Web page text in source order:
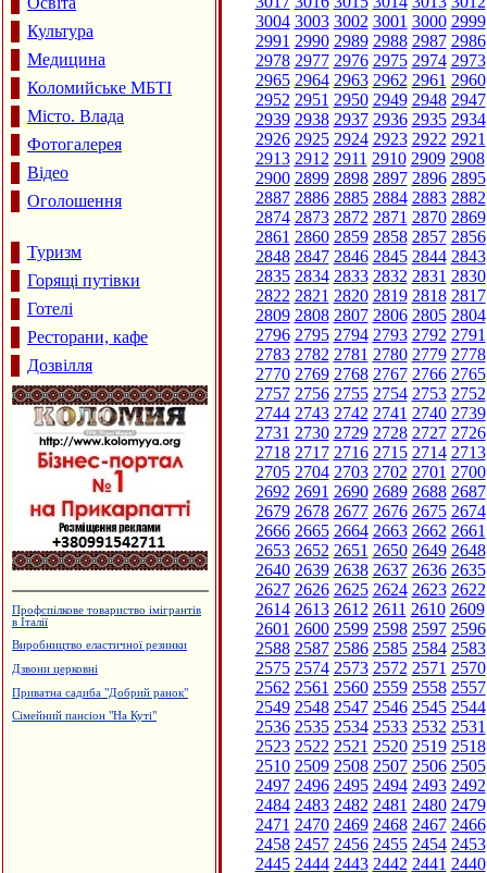
Культура
Медицина
Коломийське МБТІ
Місто. Влада
Фотогалерея
Відео
Оголошення
Туризм
Горящі путівки
Готелі
Ресторани, кафе
Дозвілля
Профспілкове товариство імігрантів
в Італії
Виробництво еластичної резинки
Дзвони церковні
Приватна садиба "Добрий ранок"
Сімейний пансіон "На Куті"
3004 3003 3002 3001 3000 2999
2991 2990 2989 2988 2987 2986
2978 2977 2976 2975 2974 2973
2965 2964 2963 2962 2961 2960
2952 2951 2950 2949 2948 2947
2939 2938 2937 2936 2935 2934
2926 2925 2924 2923 2922 2921
2913 2912 2911 2910 2909 2908
2900 2899 2898 2897 2896 2895
2887 2886 2885 2884 2883 2882
2874 2873 2872 2871 2870 2869
2861 2860 2859 2858 2857 2856
2848 2847 2846 2845 2844 2843
2835 2834 2833 2832 2831 2830
2822 2821 2820 2819 2818 2817
2809 2808 2807 2806 2805 2804
2796 2795 2794 2793 2792 2791
2783 2782 2781 2780 2779 2778
2770 2769 2768 2767 2766 2765
2757 2756 2755 2754 2753 2752
2744 2743 2742 2741 2740 2739
2731 2730 2729 2728 2727 2726
2718 2717 2716 2715 2714 2713
2705 2704 2703 2702 2701 2700
2692 2691 2690 2689 2688 2687
2679 2678 2677 2676 2675 2674
2666 2665 2664 2663 2662 2661
2653 2652 2651 2650 2649 2648
2640 2639 2638 2637 2636 2635
2627 2626 2625 2624 2623 2622
2614 2613 2612 2611 2610 2609
2601 2600 2599 2598 2597 2596
2588 2587 2586 2585 2584 2583
2575 2574 2573 2572 2571 2570
2562 2561 2560 2559 2558 2557
2549 2548 2547 2546 2545 2544
2536 2535 2534 2533 2532 2531
2523 2522 2521 2520 2519 2518
2510 2509 2508 2507 2506 2505
2497 2496 2495 2494 2493 2492
2484 2483 2482 2481 2480 2479
2471 2470 2469 2468 2467 2466
2458 2457 2456 2455 2454 2453
2445 2444 2443 2442 2441 2440